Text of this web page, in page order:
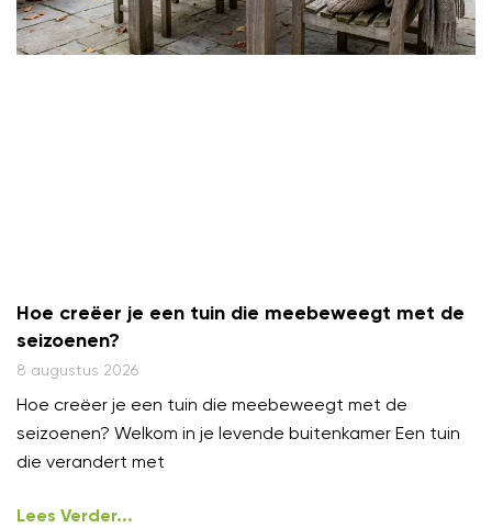
Hoe creëer je een tuin die meebeweegt met de
seizoenen?
8 augustus 2026
Hoe creëer je een tuin die meebeweegt met de
seizoenen? Welkom in je levende buitenkamer Een tuin
die verandert met
Lees Verder...